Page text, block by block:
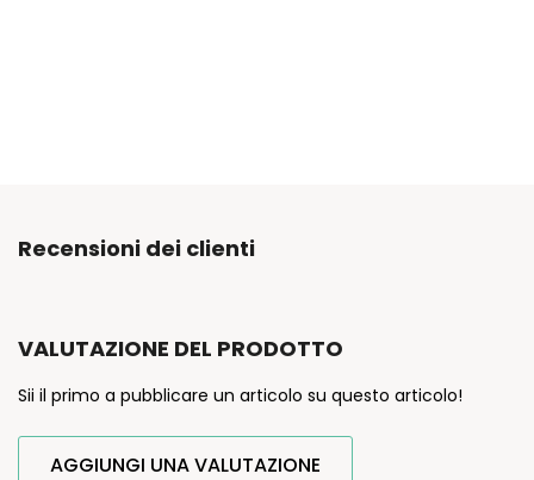
Recensioni dei clienti
VALUTAZIONE DEL PRODOTTO
Sii il primo a pubblicare un articolo su questo articolo!
AGGIUNGI UNA VALUTAZIONE